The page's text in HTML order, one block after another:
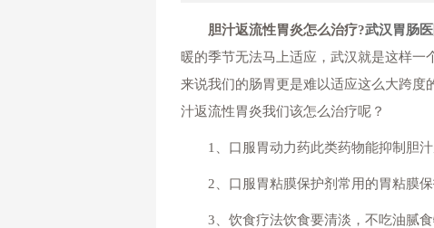
胆汁返流性胃炎怎么治疗?武汉胃肠
暖的季节无法马上适应，武汉就是这样
来说我们的肠胃更是难以适应这么大跨度
汁返流性胃炎我们该怎么治疗呢？
1、口服胃动力药此类药物能抑制胆汁
2、口服胃粘膜保护剂常用的胃粘膜保
3、饮食疗法饮食要清淡，不吃油腻食